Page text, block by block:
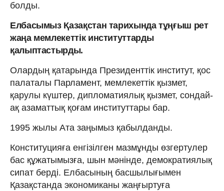
болды.
Елбасымыз Қазақстан тарихында тұңғыш рет
жаңа мемлекеттік институттарды
қалыптастырды.
Олардың қатарында Президенттік институт, қос
палаталы Парламент, мемлекеттік қызмет,
қарулы күштер, дипломатиялық қызмет, сондай-
ақ азаматтық қоғам институттары бар.
1995 жылы Ата заңымыз қабылданды.
Конституцияға енгізілген мазмұнды өзгертулер
бас құжатымызға, шын мәнінде, демократиялық
сипат берді. Елбасының басшылығымен
Қазақстанда экономиканы жаңғыртуға